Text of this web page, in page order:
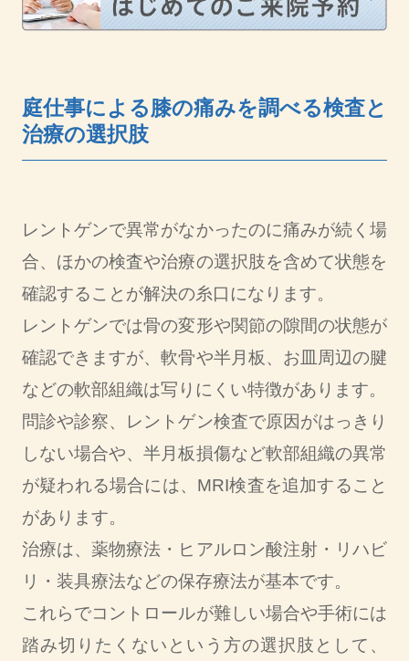
庭仕事による膝の痛みを調べる検査と
治療の選択肢
レントゲンで異常がなかったのに痛みが続く場
合、ほかの検査や治療の選択肢を含めて状態を
確認することが解決の糸口になります。
レントゲンでは骨の変形や関節の隙間の状態が
確認できますが、軟骨や半月板、お皿周辺の腱
などの軟部組織は写りにくい特徴があります。
問診や診察、レントゲン検査で原因がはっきり
しない場合や、半月板損傷など軟部組織の異常
が疑われる場合には、MRI検査を追加すること
があります。
治療は、薬物療法・ヒアルロン酸注射・リハビ
リ・装具療法などの保存療法が基本です。
これらでコントロールが難しい場合や手術には
踏み切りたくないという方の選択肢として、